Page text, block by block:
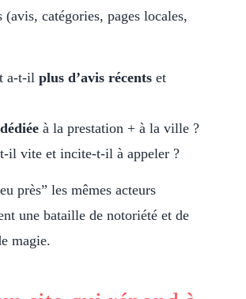
catégories, pages locales,
a-t-il plus d’avis récents et
à la prestation + à la ville ?
il vite et incite-t-il à appeler ?
près” les mêmes acteurs
une bataille de notoriété et de
magie.